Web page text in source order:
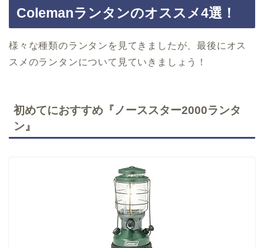
Colemanランタンのオススメ4選！
様々な種類のランタンを見てきましたが、最後にオス
スメのランタンについて見ていきましょう！
初めてにおすすめ『ノーススター2000ランタ
ン』